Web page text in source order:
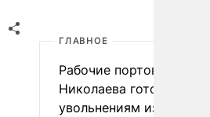
ГЛАВНОЕ
Рабочие портов
Николаева готовятся к
увольнениям из-за